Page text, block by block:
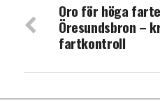
Oro för höga
Öresundsbron –
fartkontroll